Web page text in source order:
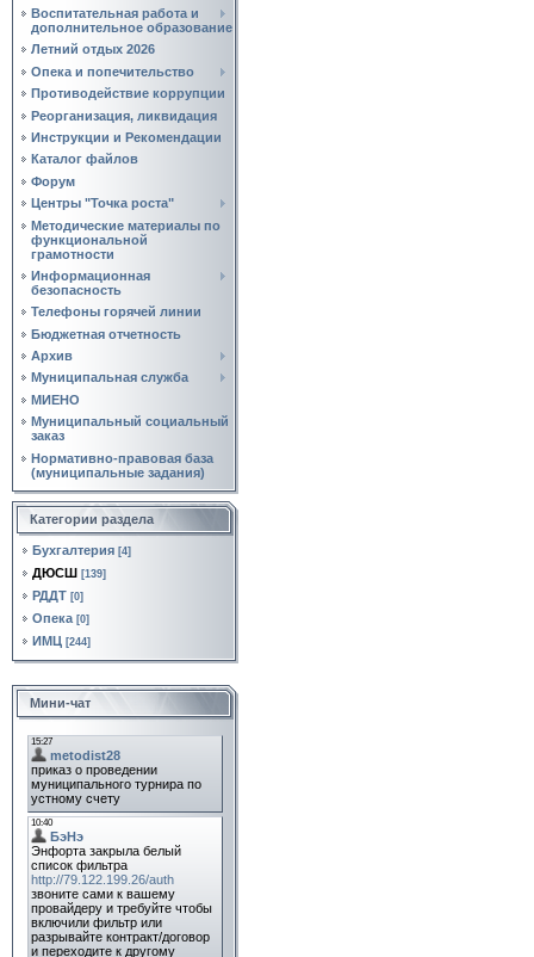
Воспитательная работа и
дополнительное образование
Летний отдых 2026
Опека и попечительство
Противодействие коррупции
Реорганизация, ликвидация
Инструкции и Рекомендации
Каталог файлов
Форум
Центры "Точка роста"
Методические материалы по
функциональной
грамотности
Информационная
безопасность
Телефоны горячей линии
Бюджетная отчетность
Архив
Муниципальная служба
МИЕНО
Муниципальный социальный
заказ
Нормативно‑правовая база
(муниципальные задания)
Категории раздела
Бухгалтерия [4]
ДЮСШ [139]
РДДТ [0]
Опека [0]
ИМЦ [244]
Мини-чат